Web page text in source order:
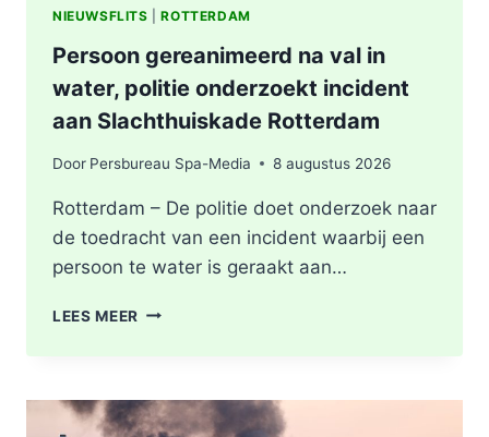
NIEUWSFLITS |ROTTERDAM
Persoon gereanimeerd na val in
water, politie onderzoekt incident
aan Slachthuiskade Rotterdam
Door Persbureau Spa-Media 8 augustus 2026
Rotterdam – De politie doet onderzoek naar
de toedracht van een incident waarbij een
persoon te water is geraakt aan…
LEES MEER PERSOON
IN
WATER,